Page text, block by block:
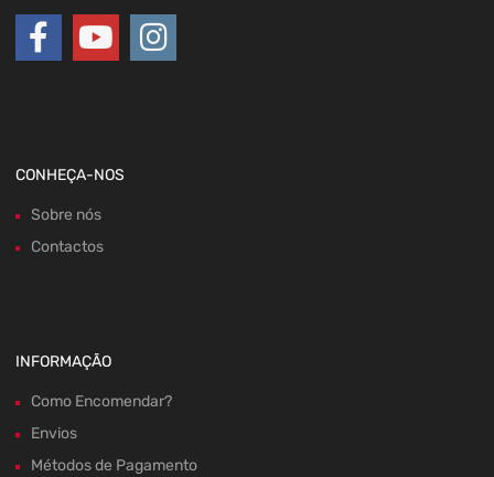
CONHEÇA-NOS
Sobre nós
Contactos
INFORMAÇÃO
Como Encomendar?
Envios
Métodos de Pagamento